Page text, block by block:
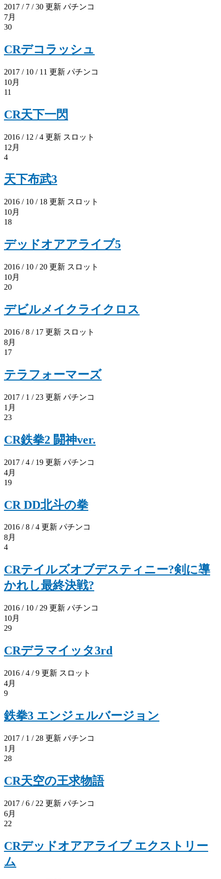
2017 / 7 / 30 更新 パチンコ
7月
30
CRデコラッシュ
2017 / 10 / 11 更新 パチンコ
10月
11
CR天下一閃
2016 / 12 / 4 更新 スロット
12月
4
天下布武3
2016 / 10 / 18 更新 スロット
10月
18
デッドオアアライブ5
2016 / 10 / 20 更新 スロット
10月
20
デビルメイクライクロス
2016 / 8 / 17 更新 スロット
8月
17
テラフォーマーズ
2017 / 1 / 23 更新 パチンコ
1月
23
CR鉄拳2 闘神ver.
2017 / 4 / 19 更新 パチンコ
4月
19
CR DD北斗の拳
2016 / 8 / 4 更新 パチンコ
8月
4
CRテイルズオブデスティニー?剣に導
かれし最終決戦?
2016 / 10 / 29 更新 パチンコ
10月
29
CRデラマイッタ3rd
2016 / 4 / 9 更新 スロット
4月
9
鉄拳3 エンジェルバージョン
2017 / 1 / 28 更新 パチンコ
1月
28
CR天空の王求物語
2017 / 6 / 22 更新 パチンコ
6月
22
CRデッドオアアライブ エクストリー
ム